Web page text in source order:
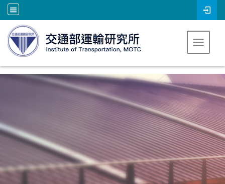
跳到主要內容
Toggle